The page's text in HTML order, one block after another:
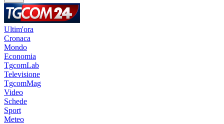
Ultim'ora
Cronaca
Mondo
Economia
TgcomLab
Televisione
TgcomMag
Video
Schede
Sport
Meteo